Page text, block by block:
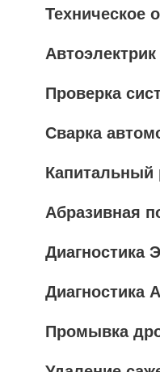
Техническое
Проверка
Сварка
Капитальный
Абразивная
Диагностика
Диагностика
Промывка